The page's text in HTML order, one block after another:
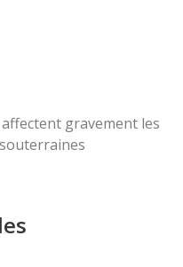
gravement les